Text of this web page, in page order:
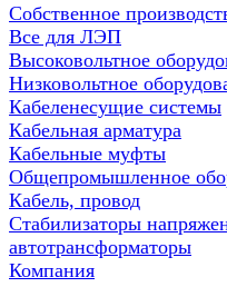
Собственное
Все для ЛЭП
Высоковольтное
Низковольтное
Кабеленесущие системы
Кабельная арматура
Кабельные муфты
Общепромышленное
Кабель, провод
Стабилизаторы
автотрансформаторы
Компания